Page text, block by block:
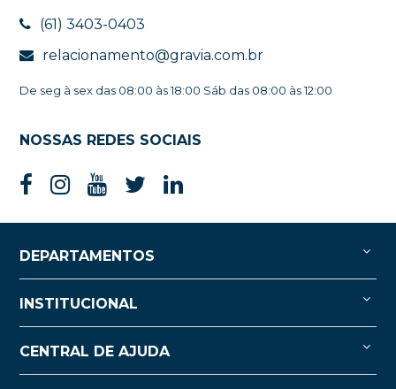
(61) 3403-0403
relacionamento@gravia.com.br
De seg à sex das 08:00 às 18:00 Sáb das 08:00 às 12:00
NOSSAS REDES SOCIAIS
DEPARTAMENTOS
INSTITUCIONAL
CENTRAL DE AJUDA